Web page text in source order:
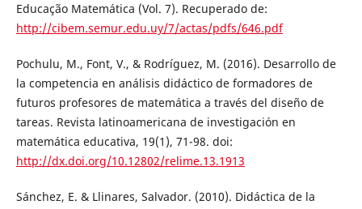
Educação Matemática (Vol. 7). Recuperado de:
http://cibem.semur.edu.uy/7/actas/pdfs/646.pdf
Pochulu, M., Font, V., & Rodríguez, M. (2016). Desarrollo de
la competencia en análisis didáctico de formadores de
futuros profesores de matemática a través del diseño de
tareas. Revista latinoamericana de investigación en
matemática educativa, 19(1), 71-98. doi:
http://dx.doi.org/10.12802/relime.13.1913
Sánchez, E. & Llinares, Salvador. (2010). Didáctica de la